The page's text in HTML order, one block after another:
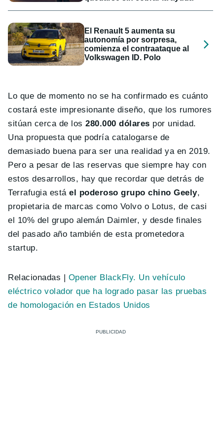
El Renault 5 aumenta su
autonomía por sorpresa,
comienza el contraataque al
Volkswagen ID. Polo
Lo que de momento no se ha confirmado es cuánto
costará este impresionante diseño, que los rumores
sitúan cerca de los 280.000 dólares por unidad.
Una propuesta que podría catalogarse de
demasiado buena para ser una realidad ya en 2019.
Pero a pesar de las reservas que siempre hay con
estos desarrollos, hay que recordar que detrás de
Terrafugia estáel poderoso grupo chino Geely,
propietaria de marcas como Volvo o Lotus, de casi
el 10% del grupo alemán Daimler, y desde finales
del pasado año también de esta prometedora
startup.
Relacionadas | Opener BlackFly. Un vehículo
eléctrico volador que ha logrado pasar las pruebas
de homologación en Estados Unidos